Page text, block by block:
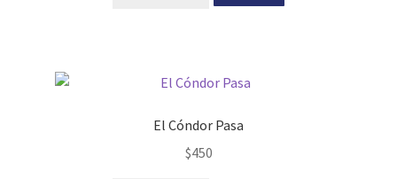
El Cóndor Pasa
$450